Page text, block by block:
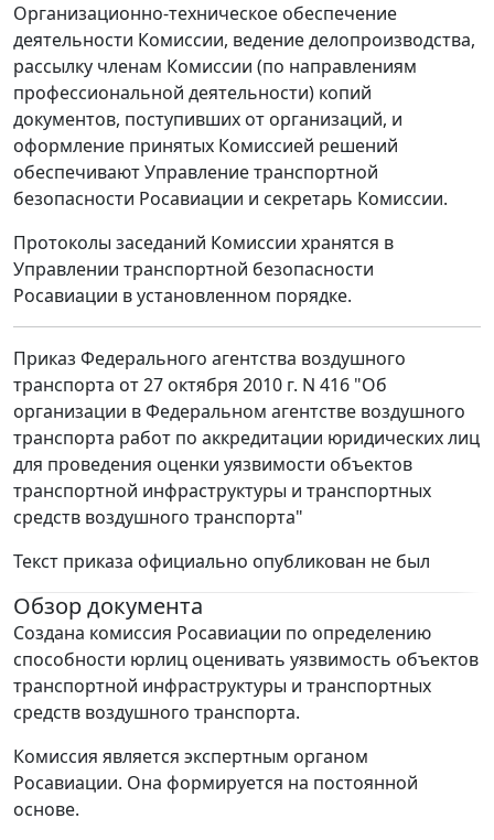
Организационно-техническое обеспечение
деятельности Комиссии, ведение делопроизводства,
рассылку членам Комиссии (по направлениям
профессиональной деятельности) копий
документов, поступивших от организаций, и
оформление принятых Комиссией решений
обеспечивают Управление транспортной
безопасности Росавиации и секретарь Комиссии.
Протоколы заседаний Комиссии хранятся в
Управлении транспортной безопасности
Росавиации в установленном порядке.
Приказ Федерального агентства воздушного
транспорта от 27 октября 2010 г. N 416 "Об
организации в Федеральном агентстве воздушного
транспорта работ по аккредитации юридических лиц
для проведения оценки уязвимости объектов
транспортной инфраструктуры и транспортных
средств воздушного транспорта"
Текст приказа официально опубликован не был
Обзор документа
Создана комиссия Росавиации по определению
способности юрлиц оценивать уязвимость объектов
транспортной инфраструктуры и транспортных
средств воздушного транспорта.
Комиссия является экспертным органом
Росавиации. Она формируется на постоянной
основе.